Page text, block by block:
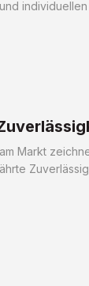
Markt